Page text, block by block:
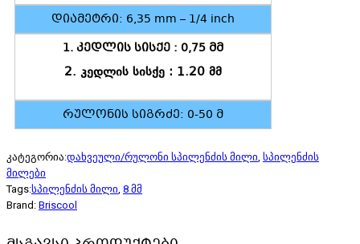
დიამეტრი: 6,35 mm – 1/4 inch
1. კედლის სისქე : 0,75 მმ
2. კედლის სისქე : 1.20 მმ
რულონის სიგრძე: 0-50 მ
კატეგორია:დახვეული/რულონი სპილენძის მილი სპილენძის
მილები
Tags:სპილენძის მილი 8 მმ
Brand: Briscool